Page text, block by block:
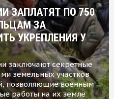
ЗАПЛАТЯТ ПО 750
ЗА
УКРЕПЛЕНИЯ У
заключают секретные
земельных участков
позволяющие военным
работы на их земле